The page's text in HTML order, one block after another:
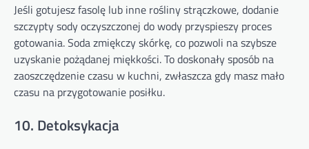
Jeśli gotujesz fasolę lub inne rośliny strączkowe, dodanie
szczypty sody oczyszczonej do wody przyspieszy proces
gotowania. Soda zmiękczy skórkę, co pozwoli na szybsze
uzyskanie pożądanej miękkości. To doskonały sposób na
zaoszczędzenie czasu w kuchni, zwłaszcza gdy masz mało
czasu na przygotowanie posiłku.
10. Detoksykacja